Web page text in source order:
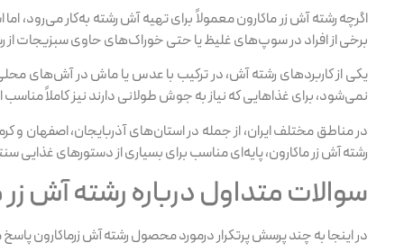
اگرچه رشته آش زر ماکارون معمولاً برای تهیه آش رشته به‌کار می‌رود،
برخی از افراد در سوپ‌های غلیظ یا حتی خوراک‌های حاوی سبزیجات
یکی از کاربردهای رشته آش، در ترکیب با عدس یا ماش در آش‌های
نمی‌شود، برای غذاهایی که نیاز به جوش طولانی دارند نیز کاملاً
در مناطق مختلف ایران، از جمله در استان‌های آذربایجان،
رشته آش زر ماکارون، پایه‌ای مناسب برای بسیاری از دستورهای غذایی
سوالات متداول درباره رشته آش زر
در اینجا به چند پرسش پرتکرار درمورد محصول رشته آش زرماکارون